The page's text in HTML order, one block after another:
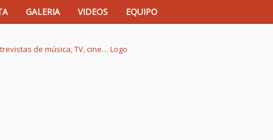
GALERIA VIDEOS EQUIPO